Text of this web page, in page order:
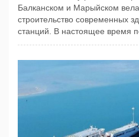
Балканском и Марыйском
строительство современных
станций. В настоящее время